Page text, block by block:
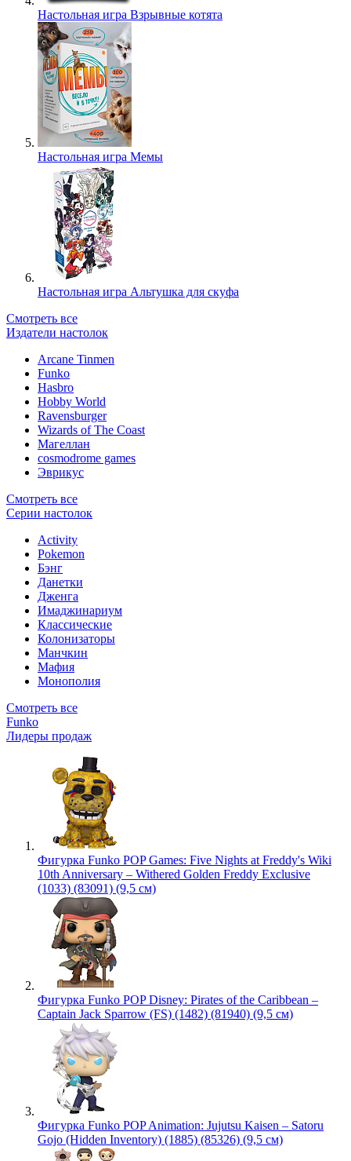
Настольная игра Взрывные котята
Настольная игра Мемы
Настольная игра Альтушка для скуфа
Смотреть все
Издатели настолок
Arcane Tinmen
Funko
Hasbro
Hobby World
Ravensburger
Wizards of The Coast
Магеллан
сosmodrome games
Эврикус
Смотреть все
Серии настолок
Activity
Pokemon
Бэнг
Данетки
Дженга
Имаджинариум
Классические
Колонизаторы
Манчкин
Мафия
Монополия
Смотреть все
Funko
Лидеры продаж
Фигурка Funko POP Games: Five Nights at Freddy's Wiki
10th Anniversary – Withered Golden Freddy Exclusive
(1033) (83091) (9,5 см)
Фигурка Funko POP Disney: Pirates of the Caribbean –
Captain Jack Sparrow (FS) (1482) (81940) (9,5 см)
Фигурка Funko POP Animation: Jujutsu Kaisen – Satoru
Gojo (Hidden Inventory) (1885) (85326) (9,5 см)